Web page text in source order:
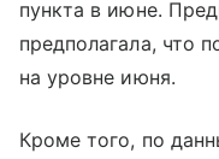
пункта в июне.
предполагала, что
на уровне июня.
Кроме того, по